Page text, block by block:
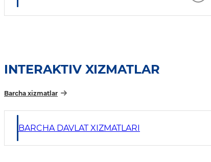
INTERAKTIV XIZMATLAR
Barcha xizmatlar
BARCHA DAVLAT XIZMATLARI